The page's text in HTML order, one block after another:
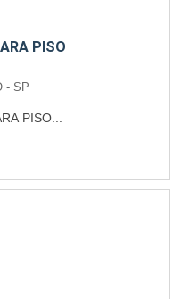
PISO
- SP
PISO...